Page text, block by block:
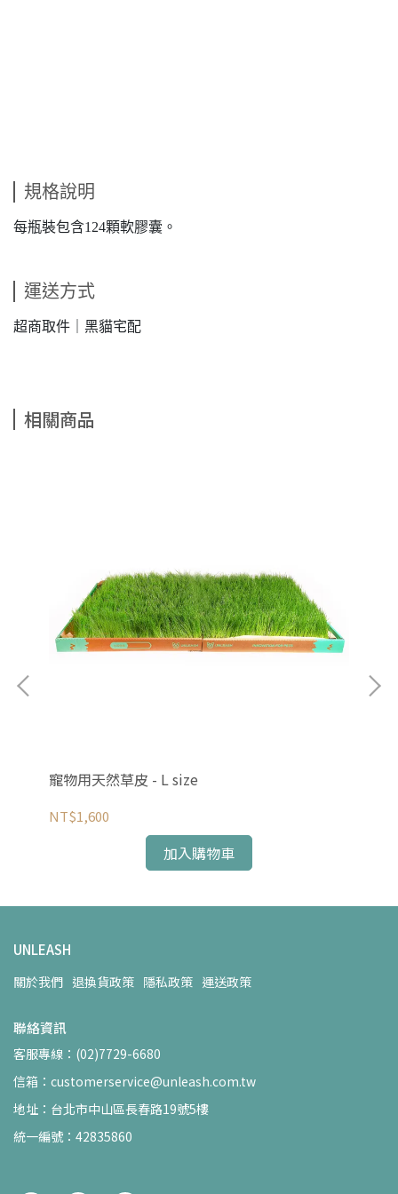
規格說明
每瓶裝包含124顆軟膠囊。
運送方式
超商取件｜黑貓宅配
相關商品
寵物用天然草皮 - L size
NT$1,600
加入購物車
UNLEASH
關於我們 退換貨政策 隱私政策 運送政策
聯絡資訊
客服專線：(02)7729-6680
信箱：customerservice@unleash.com.tw
地址：台北市中山區長春路19號5樓
統一編號：42835860